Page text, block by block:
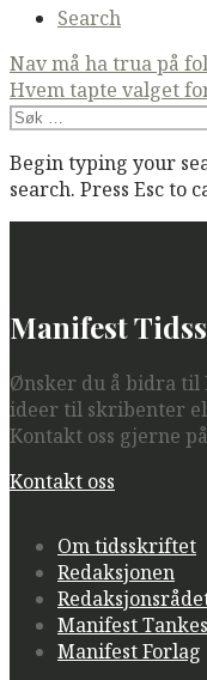
Search
Post
navigation
Nav må ha trua på
Hvem tapte valget
Søk
Begin typing your
search. Press Esc to
Manifest
Ønsker du å bidra til
ideer til skribenter
Kontakt oss gjerne
Kontakt oss
Om tidsskriftet
Redaksjonen
Manifest
Manifest Forlag